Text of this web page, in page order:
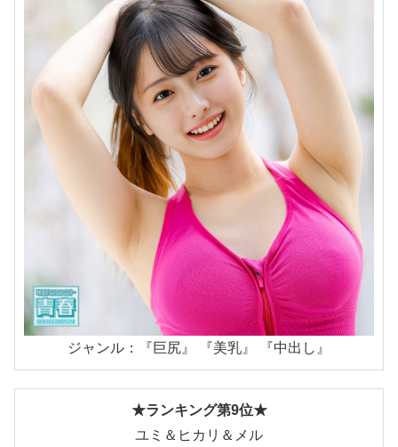
ジャンル：『巨尻』 『美乳』 『中出し』
★ランキング第9位★
ユミ＆ヒカリ＆メル